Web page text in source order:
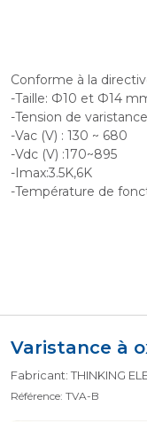
Conforme à la
-Taille: Ф10 et Ф14
-Tension de
-Vac (V) : 130 ~ 680
-Vdc (V) :170~895
-Imax:3.5K,6K
-Température de
Varistance à
Fabricant: THINKING
Référence: TVA-B